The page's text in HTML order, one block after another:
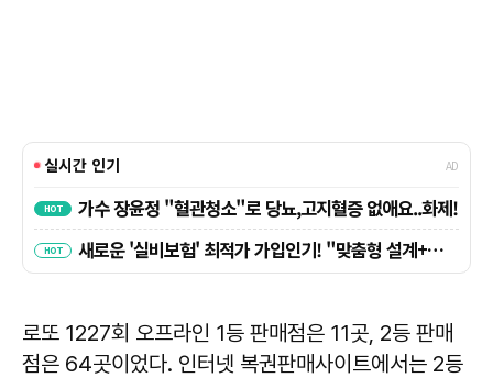
로또 1227회 오프라인 1등 판매점은 11곳, 2등 판매
점은 64곳이었다. 인터넷 복권판매사이트에서는 2등